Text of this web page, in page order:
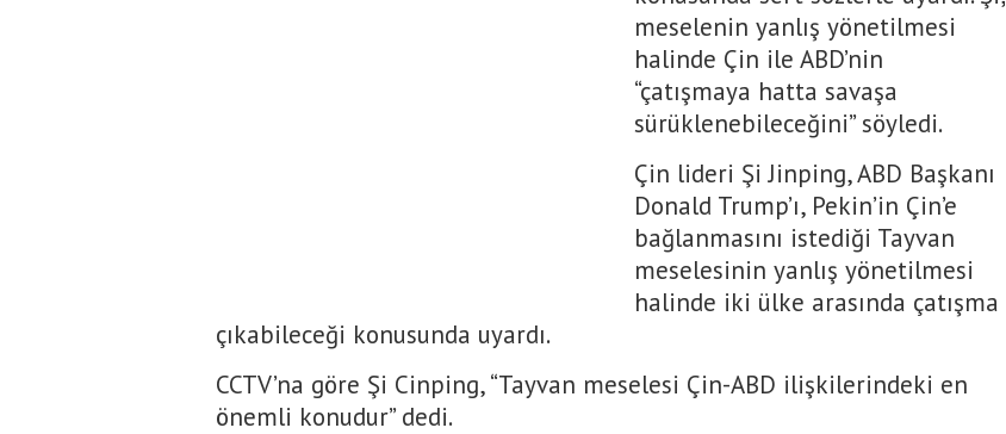
meselenin yanlış yönetilmesi
halinde Çin ile ABD’nin
“çatışmaya hatta savaşa
sürüklenebileceğini” söyledi.
Çin lideri Şi Jinping, ABD Başkanı
Donald Trump’ı, Pekin’in Çin’e
bağlanmasını istediği Tayvan
meselesinin yanlış yönetilmesi
halinde iki ülke arasında çatışma
çıkabileceği konusunda uyardı.
CCTV’na göre Şi Cinping, “Tayvan meselesi Çin-ABD ilişkilerindeki en
önemli konudur” dedi.